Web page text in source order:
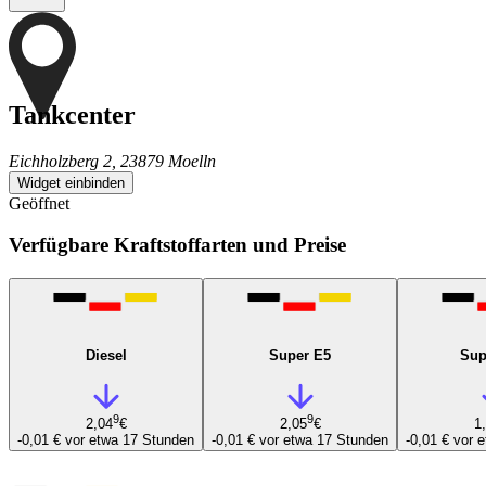
Tankcenter
Eichholzberg 2, 23879 Moelln
Widget einbinden
Geöffnet
Verfügbare Kraftstoffarten und Preise
Diesel
2,049€
-0,01 € vor etwa 17 Stunden
Super E5
2,059€
-0,01 € vor etwa 17 Stunden
-0,01 € vor